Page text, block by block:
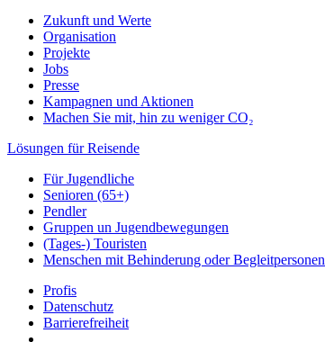
Zukunft und Werte
Organisation
Projekte
Jobs
Presse
Kampagnen und Aktionen
Machen Sie mit, hin zu weniger CO₂
Lösungen für Reisende
Für Jugendliche
Senioren (65+)
Pendler
Gruppen un Jugendbewegungen
(Tages-) Touristen
Menschen mit Behinderung oder Begleitpersonen
Profis
Datenschutz
Barrierefreiheit